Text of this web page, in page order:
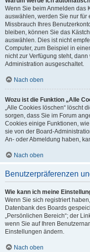
Wenn Sie beim Anmelden das
auswählen, werden Sie nur für
Missbrauch Ihres
bleiben, können Sie das
auswählen. Dies ist nicht
Computer, zum Beispiel in
nicht zur Verfügung steht,
Administration ausgeschaltet.
Nach oben
Wozu ist die Funktion „Alle
„Alle Cookies löschen“ löscht
sorgen, dass Sie im Forum
Cookies einige Funktionen,
sie von der Board-
An- oder Abmeldung haben,
Nach oben
Benutzerpräferenzen
Wie kann ich meine
Wenn Sie sich registriert
Datenbank des Boards
„Persönlichen Bereich“; der
wenn Sie auf Ihren
Einstellungen ändern.
Nach oben